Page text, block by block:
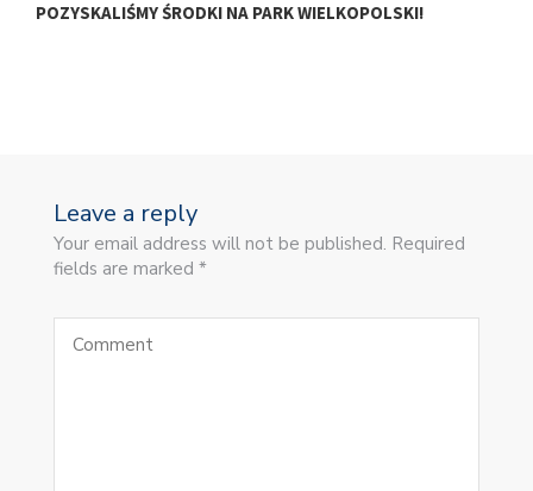
POZYSKALIŚMY ŚRODKI NA PARK WIELKOPOLSKI!
Leave a reply
Your email address will not be published. Required
fields are marked *